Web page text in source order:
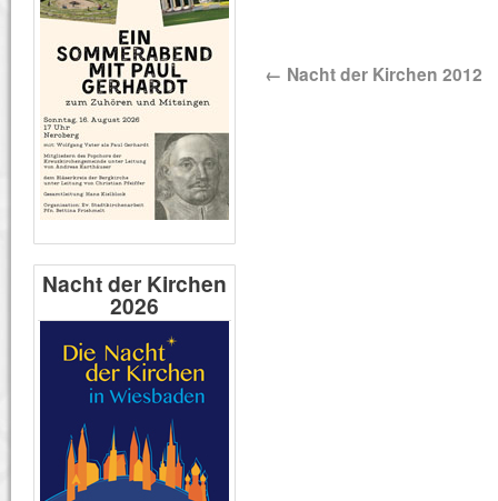
← Nacht der Kirchen 2012
Nacht der Kirchen
2026